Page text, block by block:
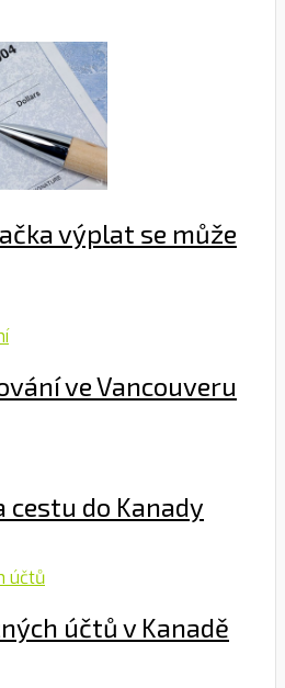
výplat se může
ve Vancouveru
cestu do Kanady
účtů v Kanadě